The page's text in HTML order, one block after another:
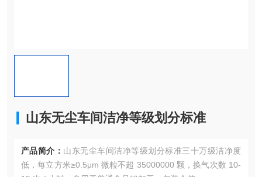
山东无尘车间洁净等级划分标准
产品简介： 山东无尘车间洁净等级划分标准三十万级洁净度
低，每立方米≥0.5μm 微粒不超 35000000 颗，换气次数 10-